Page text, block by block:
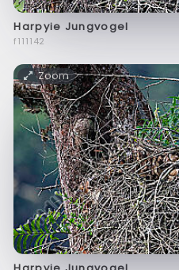
Harpyie Jungvogel
f111142
Zoom